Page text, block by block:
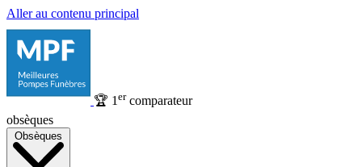
Aller au contenu principal
🏆 1 ercomparateur
obsèques
Obsèques